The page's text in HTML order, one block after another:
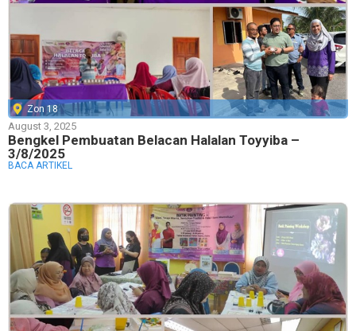
Zon 18
August 3, 2025
Bengkel Pembuatan Belacan Halalan Toyyiba –
3/8/2025
BACA ARTIKEL